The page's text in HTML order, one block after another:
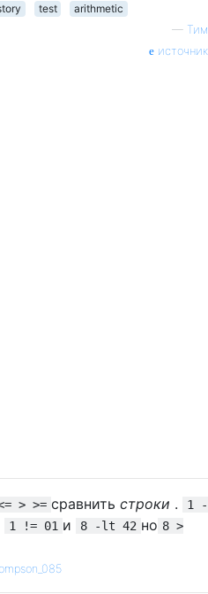
test
arithmetic
— Тим
источник
> >= сравнить строки .
1 -
1 != 01 и 8 -lt 42 но 8 >